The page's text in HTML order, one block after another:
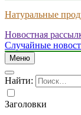
Натуральные
Новостная
Случайные
Меню
Найти:
Заголовки